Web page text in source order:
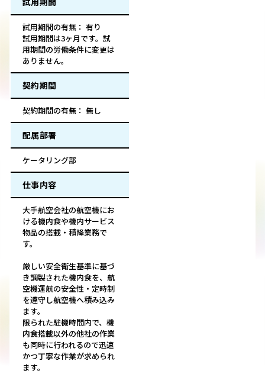
試用期間の有無： 有り
試用期間は3ヶ月です。試
用期間の労働条件に変更は
ありません。
契約期間
契約期間の有無： 無し
配属部署
ケータリング部
仕事内容
大手航空会社の航空機にお
ける機内食や機内サービス
物品の搭載・積降業務で
す。
厳しい安全衛生基準に基づ
き調製された機内食を、航
空機運航の安全性・定時制
を遵守し航空機へ積み込み
ます。
限られた駐機時間内で、機
内食搭載以外の他社の作業
も同時に行われるので迅速
かつ丁寧な作業が求められ
ます。